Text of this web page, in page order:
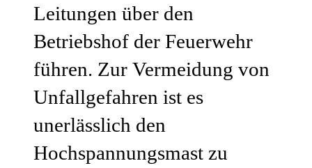
Leitungen über den
Betriebshof der Feuerwehr
führen. Zur Vermeidung von
Unfallgefahren ist es
unerlässlich den
Hochspannungsmast zu